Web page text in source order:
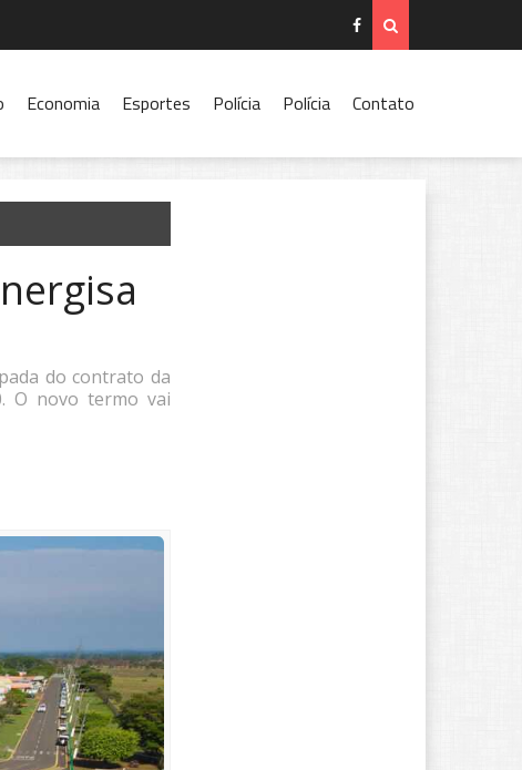
Economia Esportes Polícia Polícia Contato
do contrato da
O novo termo vai